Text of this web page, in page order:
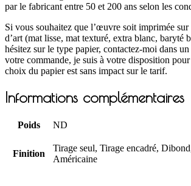
par le fabricant entre 50 et 200 ans selon les
Si vous souhaitez que l’œuvre soit imprimée sur
d’art (mat lisse, mat texturé, extra blanc,
hésitez sur le type papier, contactez-moi dans
votre commande, je suis à votre disposition
choix du papier est sans impact sur le tarif.
Informations complémentaires
Poids ND
Finition
Tirage seul, Tirage encadré,
Américaine